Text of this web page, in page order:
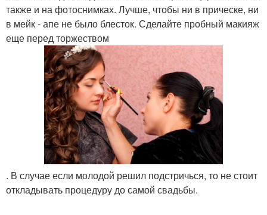
также и на фотоснимках. Лучше, чтобы ни в прическе, ни
в мейк - апе не было блесток. Сделайте пробный макияж
еще перед торжеством
. В случае если молодой решил подстричься, то не стоит
откладывать процедуру до самой свадьбы.